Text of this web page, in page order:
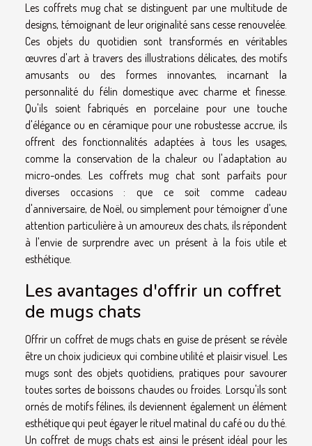
Les coffrets mug chat se distinguent par une multitude de
designs, témoignant de leur originalité sans cesse renouvelée.
Ces objets du quotidien sont transformés en véritables
œuvres d'art à travers des illustrations délicates, des motifs
amusants ou des formes innovantes, incarnant la
personnalité du félin domestique avec charme et finesse.
Qu'ils soient fabriqués en porcelaine pour une touche
d'élégance ou en céramique pour une robustesse accrue, ils
offrent des fonctionnalités adaptées à tous les usages,
comme la conservation de la chaleur ou l'adaptation au
micro-ondes. Les coffrets mug chat sont parfaits pour
diverses occasions : que ce soit comme cadeau
d'anniversaire, de Noël, ou simplement pour témoigner d'une
attention particulière à un amoureux des chats, ils répondent
à l'envie de surprendre avec un présent à la fois utile et
esthétique.
Les avantages d'offrir un coffret
de mugs chats
Offrir un coffret de mugs chats en guise de présent se révèle
être un choix judicieux qui combine utilité et plaisir visuel. Les
mugs sont des objets quotidiens, pratiques pour savourer
toutes sortes de boissons chaudes ou froides. Lorsqu'ils sont
ornés de motifs félines, ils deviennent également un élément
esthétique qui peut égayer le rituel matinal du café ou du thé.
Un coffret de mugs chats est ainsi le présent idéal pour les